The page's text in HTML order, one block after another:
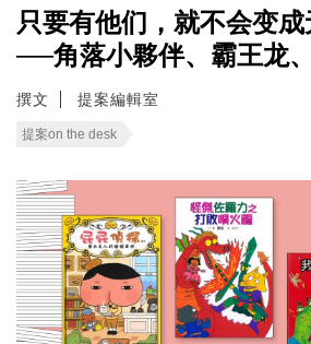
只要有他们，就不会变
──角落小夥伴、霸王龙
撰文 提案編輯室
提案on the desk